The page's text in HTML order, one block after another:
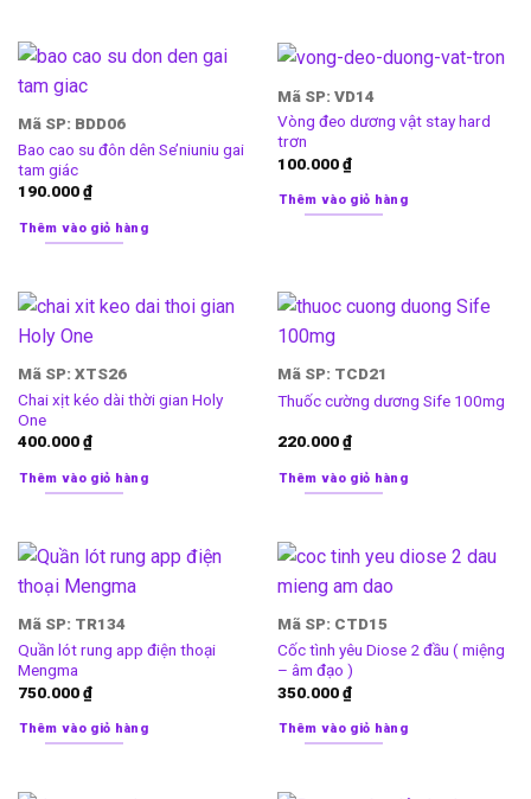
Mã SP: BDD06
Bao cao su đôn dên Se’niuniu gai
tam giác
190.000₫
Thêm vào giỏ hàng
Mã SP: VD14
Vòng đeo dương vật stay hard
trơn
100.000₫
Thêm vào giỏ hàng
Mã SP: XTS26
Chai xịt kéo dài thời gian Holy
One
400.000₫
Thêm vào giỏ hàng
Mã SP: TCD21
Thuốc cường dương Sife 100mg
220.000₫
Thêm vào giỏ hàng
Mã SP: TR134
Quần lót rung app điện thoại
Mengma
750.000₫
Thêm vào giỏ hàng
Mã SP: CTD15
Cốc tình yêu Diose 2 đầu ( miệng
– âm đạo )
350.000₫
Thêm vào giỏ hàng